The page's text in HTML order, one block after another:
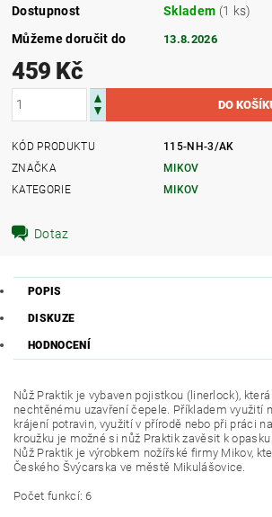
Dostupnost Skladem (1 ks)
Můžeme doručit do
13.8.2026
459 Kč
KÓD PRODUKTU
115-NH-3/AK
ZNAČKA
MIKOV
KATEGORIE
MIKOV
Dotaz
POPIS
DISKUZE
HODNOCENÍ
Nůž Praktik je vybaven pojistkou (linerlock),
nechtěnému uzavření čepele. Příkladem využití
krájení potravin, využití v přírodě nebo při práci
kroužku je možné si nůž Praktik zavěsit k
Nůž Praktik je výrobkem nožířské firmy Mikov,
Českého Švýcarska ve městě Mikulášovice.
Počet funkcí: 6